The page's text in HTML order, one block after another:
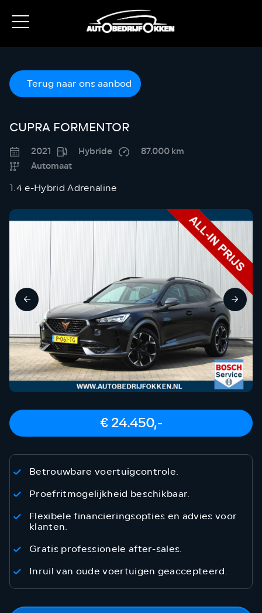
Terug naar ons aanbod
CUPRA FORMENTOR
2021 Hybride
87.000 km
Automaat
1.4 e-Hybrid Adrenaline
€ 24.450,-
Betrouwbare voertuigcontrole.
Proefritmogelijkheid beschikbaar.
Flexibele financieringsopties en advies voor
klanten.
Gratis professionele after-sales.
Inruil van oude voertuigen geaccepteerd.